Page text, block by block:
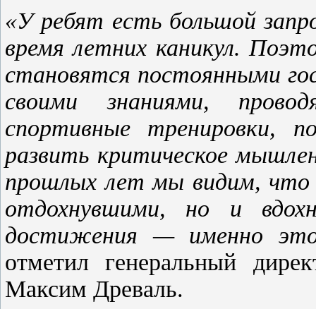
«У ребят есть большой
время летних каникул.
становятся постоянными
своими знаниями,
спортивные тренировки,
развить критическое
прошлых лет мы видим, что
отдохнувшими, но и
достижения — именно
отметил генеральный
Максим Древаль.